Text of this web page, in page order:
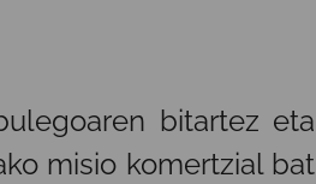
bitartez eta
misio komertzial bat